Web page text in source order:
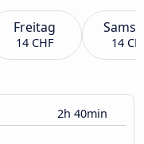
Freitag
14 CHF 14
2h 40min